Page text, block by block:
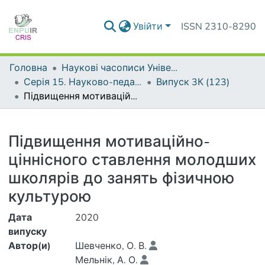
Увійти ISSN 2310-8290
Головна
Наукові часописи Університету
Серія 15. Науково-педагогічні проблеми фізичної культури (фізична культура і спорт)
Випуск 3К (123)
Підвищення мотиваційно-ціннісного ставлення молодших школярів до занять фізичною культурою
Підвищення мотиваційно-
ціннісного ставлення молодших
школярів до занять фізичною
культурою
Дата
випуску
2020
Автор(и)
Шевченко, О. В.
Мельнік, А. О.